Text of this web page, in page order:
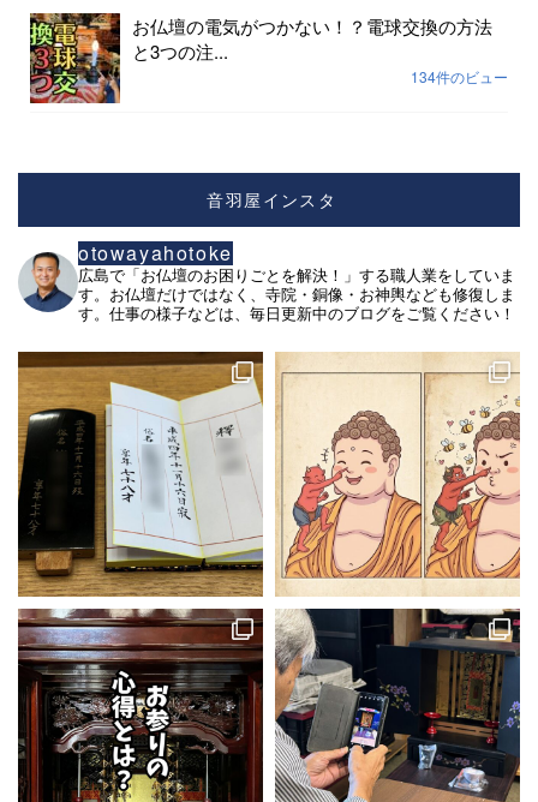
お仏壇の電気がつかない！？電球交換の方法
と3つの注...
134件のビュー
音羽屋インスタ
otowayahotoke
広島で「お仏壇のお困りごとを解決！」する職人業をしていま
す。お仏壇だけではなく、寺院・銅像・お神輿なども修復しま
す。仕事の様子などは、毎日更新中のブログをご覧ください！